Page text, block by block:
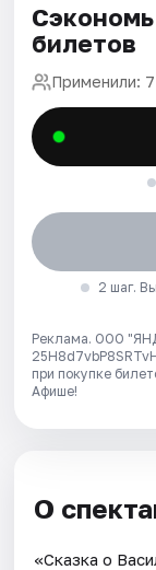
билетов
Применили:
2 шаг.
Реклама. ООО
при покупке
Афише!
О
«Сказка о